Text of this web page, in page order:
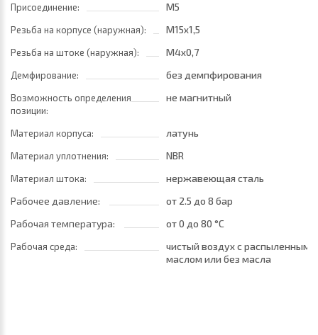
Присоединение: M5
Резьба на корпусе (наружная): M15x1,5
Резьба на штоке (наружная): M4x0,7
Демфирование: без демпфирования
Возможность определения
позиции:
не магнитный
Материал корпуса: латунь
Материал уплотнения: NBR
Материал штока:
нержавеющая сталь
Рабочее давление:
от 2.5 до 8 бар
Рабочая температура:
от 0 до 80 °C
Рабочая среда:
чистый воздух с распыленным
маслом или без масла